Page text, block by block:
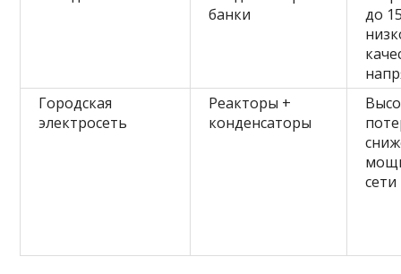
банки
до
Городская
электросеть
Реакторы +
конденсаторы
сети